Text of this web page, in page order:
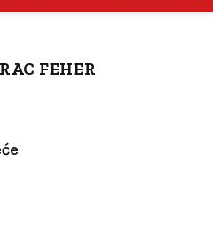
FEHER